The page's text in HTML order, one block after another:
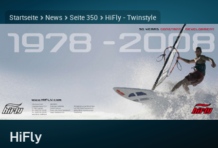
Startseite News Seite 350 HiFly - Twinstyle
HiFly